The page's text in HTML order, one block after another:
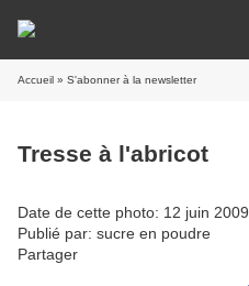
Accueil » S'abonner à la newsletter
Tresse à l'abricot
Date de cette photo: 12 juin 2009
Publié par: sucre en poudre
Partager